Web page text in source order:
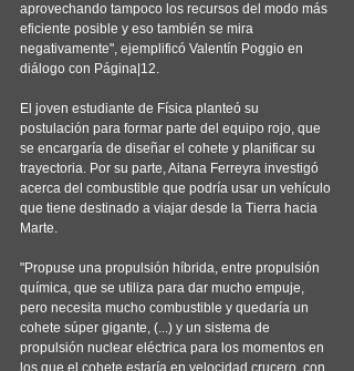
aprovechando tampoco los recursos del modo más
eficiente posible y eso también se mira
negativamente", ejemplificó Valentín Poggio en
diálogo con Página|12.
El joven estudiante de Física planteó su
postulación para formar parte del equipo rojo, que
se encargaría de diseñar el cohete y planificar su
trayectoria. Por su parte, Aitana Ferreyra investigó
acerca del combustible que podría usar un vehículo
que tiene destinado a viajar desde la Tierra hacia
Marte.
"Propuse una propulsión híbrida, entre propulsión
química, que se utiliza para dar mucho empuje,
pero necesita mucho combustible y quedaría un
cohete súper gigante, (...) y un sistema de
propulsión nuclear eléctrica para los momentos en